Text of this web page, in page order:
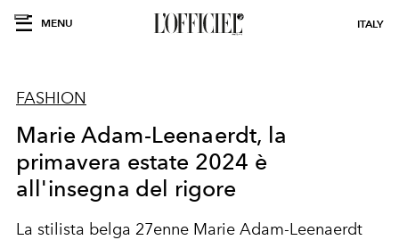
MENU ITALY
FASHION
Marie Adam-Leenaerdt, la
primavera estate 2024 è
all'insegna del rigore
La stilista belga 27enne Marie Adam-Leenaerdt